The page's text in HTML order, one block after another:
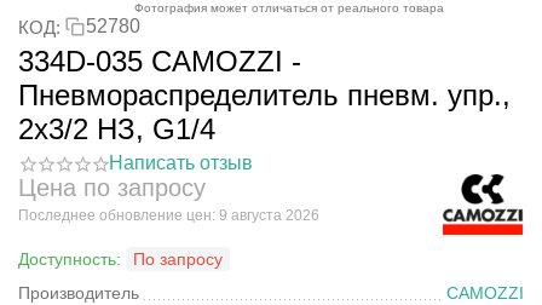
Фотография может отличаться от реального товара
КОД: 52780
334D-035 CAMOZZI -
Пневмораспределитель пневм. упр.,
2x3/2 НЗ, G1/4
Написать отзыв
Цена по запросу
Последнее обновление цен: 9 августа 2026
Доступность:
По запросу
Производитель
CAMOZZI